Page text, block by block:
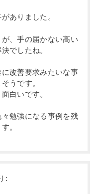
ありました。
、手の届かない高い
でしたね。
改善要求みたいな事
うです。
白いです。
勉強になる事例を残
。
: